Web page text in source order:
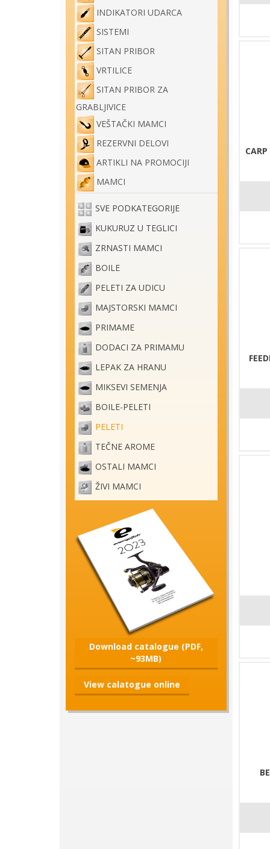
INDIKATORI UDARCA
SISTEMI
SITAN PRIBOR
VRTILICE
SITAN PRIBOR ZA
GRABLJIVICE
VEŠTAČKI MAMCI
REZERVNI DELOVI
ARTIKLI NA PROMOCIJI
MAMCI
SVE PODKATEGORIJE
KUKURUZ U TEGLICI
ZRNASTI MAMCI
BOILE
PELETI ZA UDICU
MAJSTORSKI MAMCI
PRIMAME
DODACI ZA PRIMAMU
LEPAK ZA HRANU
MIKSEVI SEMENJA
BOILE-PELETI
PELETI
TEČNE AROME
OSTALI MAMCI
ŽIVI MAMCI
Download catalogue (PDF,
~93MB)
View calatogue online